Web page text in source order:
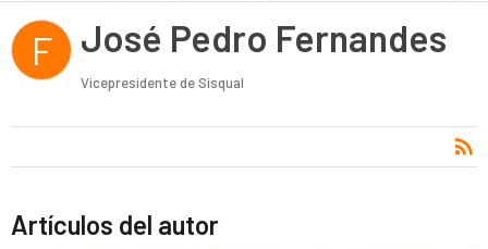
F José Pedro Fernandes
Vicepresidente de Sisqual
Artículos del autor